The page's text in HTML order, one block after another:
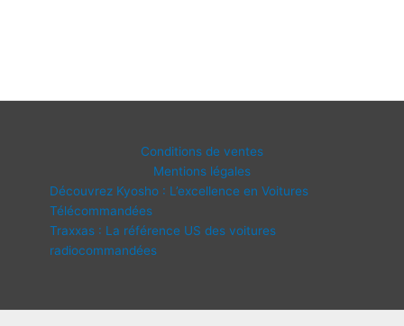
Conditions de ventes
Mentions légales
Découvrez Kyosho : L’excellence en Voitures
Télécommandées
Traxxas : La référence US des voitures
radiocommandées